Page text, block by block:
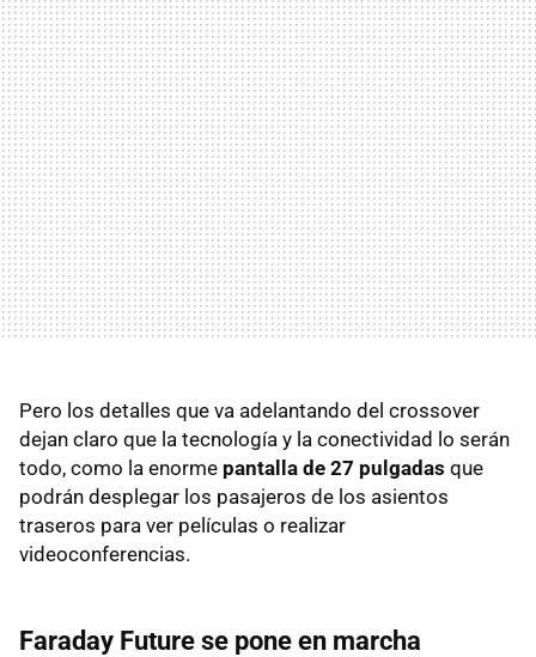
Pero los detalles que va adelantando del crossover
dejan claro que la tecnología y la conectividad lo serán
todo, como la enorme pantalla de 27 pulgadas que
podrán desplegar los pasajeros de los asientos
traseros para ver películas o realizar
videoconferencias.
Faraday Future se pone en marcha